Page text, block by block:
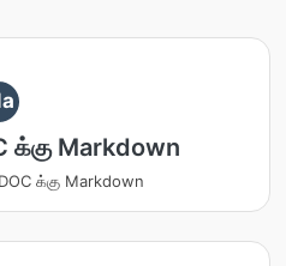
க்கு Markdown
க்கு Markdown